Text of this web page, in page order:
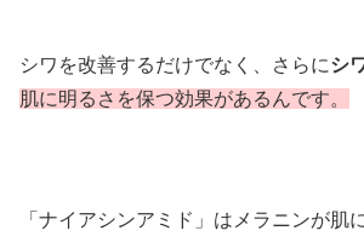
シワを改善するだけでなく、さらにシ
肌に明るさを保つ効果があるんです。
「ナイアシンアミド」はメラニンが肌